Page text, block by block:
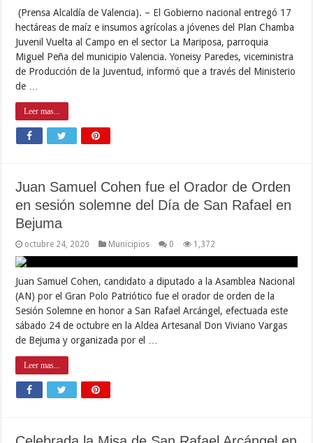
(Prensa Alcaldía de Valencia). – El Gobierno nacional entregó 17
hectáreas de maíz e insumos agrícolas a jóvenes del Plan Chamba
Juvenil Vuelta al Campo en el sector La Mariposa, parroquia
Miguel Peña del municipio Valencia. Yoneisy Paredes, viceministra
de Producción de la Juventud, informó que a través del Ministerio
de …
Leer mas...
Juan Samuel Cohen fue el Orador de Orden
en sesión solemne del Día de San Rafael en
Bejuma
octubre 24, 2020 Municipios 0 1,372
Juan Samuel Cohen, candidato a diputado a la Asamblea Nacional
(AN) por el Gran Polo Patriótico fue el orador de orden de la
Sesión Solemne en honor a San Rafael Arcángel, efectuada este
sábado 24 de octubre en la Aldea Artesanal Don Viviano Vargas
de Bejuma y organizada por el …
Leer mas...